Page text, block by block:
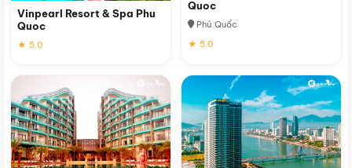
Vinpearl Resort & Spa Phu
Quoc
★ 5.0
Quoc
Phú Quốc
★ 5.0